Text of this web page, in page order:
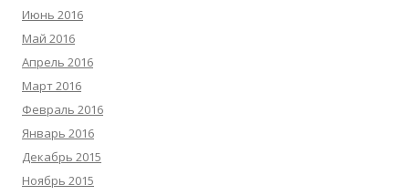
Июнь 2016
Май 2016
Апрель 2016
Март 2016
Февраль 2016
Январь 2016
Декабрь 2015
Ноябрь 2015